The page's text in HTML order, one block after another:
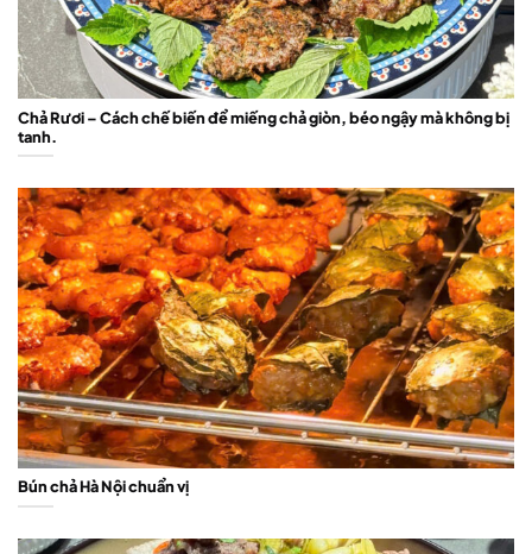
Chả Rươi – Cách chế biến để miếng chả giòn, béo ngậy mà không bị
tanh.
Bún chả Hà Nội chuẩn vị